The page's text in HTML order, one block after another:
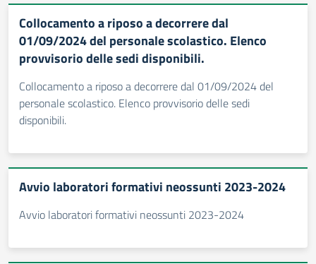
Collocamento a riposo a decorrere dal
01/09/2024 del personale scolastico. Elenco
provvisorio delle sedi disponibili.
Collocamento a riposo a decorrere dal 01/09/2024 del
personale scolastico. Elenco provvisorio delle sedi
disponibili.
Avvio laboratori formativi neossunti 2023-2024
Avvio laboratori formativi neossunti 2023-2024